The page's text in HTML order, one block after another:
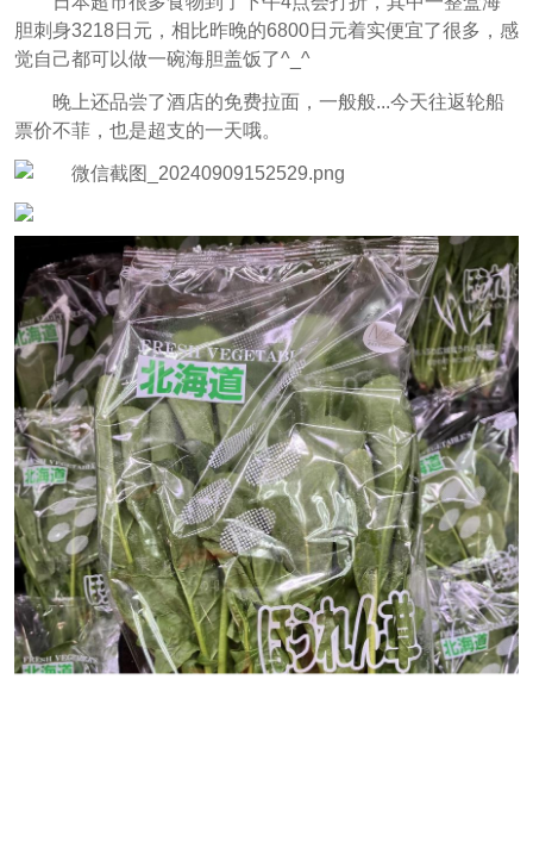
胆刺身3218日元，相比昨晚的6800日元着实便宜了很多，感
觉自己都可以做一碗海胆盖饭了^_^
晚上还品尝了酒店的免费拉面，一般般...今天往返轮船
票价不菲，也是超支的一天哦。